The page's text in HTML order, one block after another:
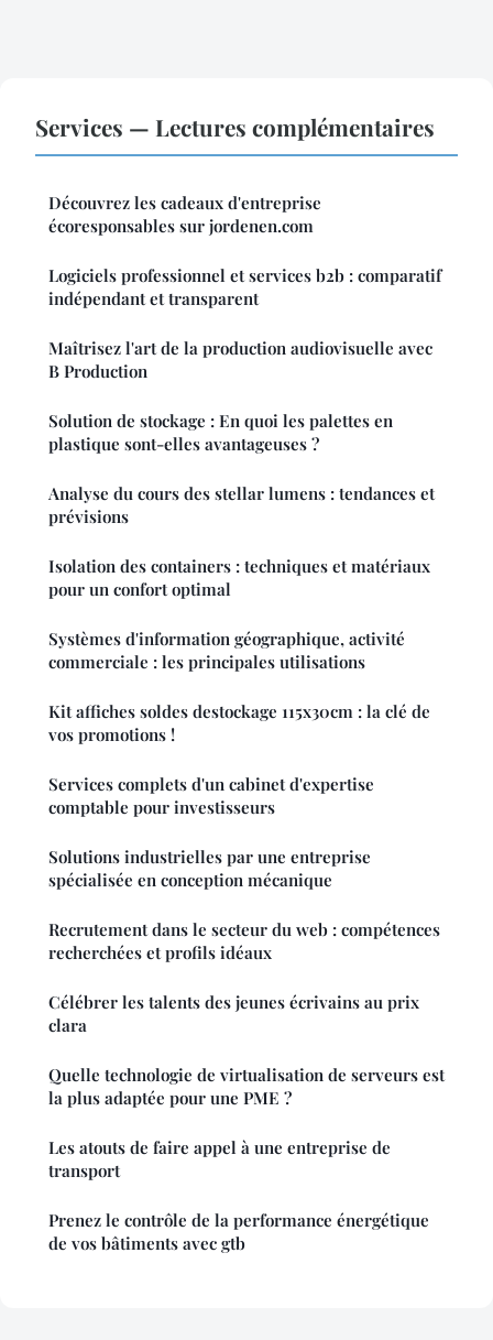
Services — Lectures complémentaires
Découvrez les cadeaux d'entreprise
écoresponsables sur jordenen.com
Logiciels professionnel et services b2b : comparatif
indépendant et transparent
Maîtrisez l'art de la production audiovisuelle avec
B Production
Solution de stockage : En quoi les palettes en
plastique sont-elles avantageuses ?
Analyse du cours des stellar lumens : tendances et
prévisions
Isolation des containers : techniques et matériaux
pour un confort optimal
Systèmes d'information géographique, activité
commerciale : les principales utilisations
Kit affiches soldes destockage 115x30cm : la clé de
vos promotions !
Services complets d'un cabinet d'expertise
comptable pour investisseurs
Solutions industrielles par une entreprise
spécialisée en conception mécanique
Recrutement dans le secteur du web : compétences
recherchées et profils idéaux
Célébrer les talents des jeunes écrivains au prix
clara
Quelle technologie de virtualisation de serveurs est
la plus adaptée pour une PME ?
Les atouts de faire appel à une entreprise de
transport
Prenez le contrôle de la performance énergétique
de vos bâtiments avec gtb